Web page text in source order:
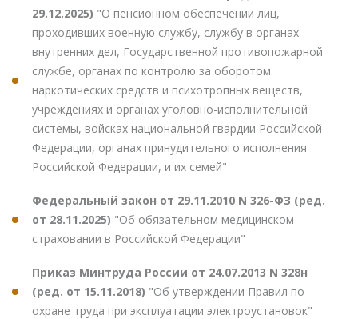
29.12.2025) "О пенсионном обеспечении лиц,
проходивших военную службу, службу в органах
внутренних дел, Государственной противопожарной
службе, органах по контролю за оборотом
наркотических средств и психотропных веществ,
учреждениях и органах уголовно-исполнительной
системы, войсках национальной гвардии Российской
Федерации, органах принудительного исполнения
Российской Федерации, и их семей"
Федеральный закон от 29.11.2010 N 326-ФЗ (ред.
от 28.11.2025) "Об обязательном медицинском
страховании в Российской Федерации"
Приказ Минтруда России от 24.07.2013 N 328н
(ред. от 15.11.2018) "Об утверждении Правил по
охране труда при эксплуатации электроустановок"